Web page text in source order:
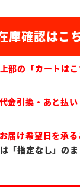
上部の「カートは
代金引換・あと払
お届け希望日を承
「指定なし」の